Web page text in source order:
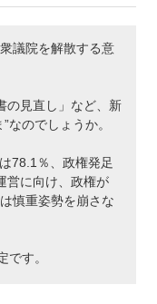
議院を解散する意
の見直し」など、新
のでしょうか。
78.1％、政権発足
営に向け、政権が
慎重姿勢を崩さな
す。